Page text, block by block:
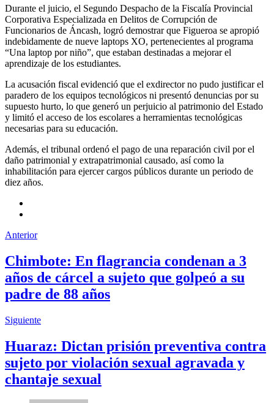
Durante el juicio, el Segundo Despacho de la Fiscalía Provincial
Corporativa Especializada en Delitos de Corrupción de
Funcionarios de Áncash, logró demostrar que Figueroa se apropió
indebidamente de nueve laptops XO, pertenecientes al programa
“Una laptop por niño”, que estaban destinadas a mejorar el
aprendizaje de los estudiantes.
La acusación fiscal evidenció que el exdirector no pudo justificar el
paradero de los equipos tecnológicos ni presentó denuncias por su
supuesto hurto, lo que generó un perjuicio al patrimonio del Estado
y limitó el acceso de los escolares a herramientas tecnológicas
necesarias para su educación.
Además, el tribunal ordenó el pago de una reparación civil por el
daño patrimonial y extrapatrimonial causado, así como la
inhabilitación para ejercer cargos públicos durante un periodo de
diez años.
Anterior
Chimbote: En flagrancia condenan a 3
años de cárcel a sujeto que golpeó a su
padre de 88 años
Siguiente
Huaraz: Dictan prisión preventiva contra
sujeto por violación sexual agravada y
chantaje sexual